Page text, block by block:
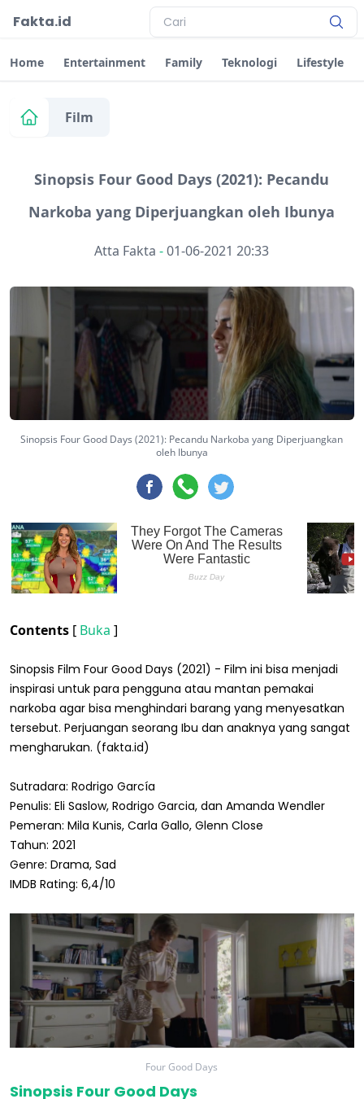
Fakta.id
Home Entertainment Family Teknologi Lifestyle
Film
Sinopsis Four Good Days (2021): Pecandu
Narkoba yang Diperjuangkan oleh Ibunya
Atta Fakta -01-06-2021 20:33
Sinopsis Four Good Days (2021): Pecandu Narkoba yang Diperjuangkan
oleh Ibunya
Contents [ Buka ]
Sinopsis Film Four Good Days (2021) - Film ini bisa menjadi
inspirasi untuk para pengguna atau mantan pemakai
narkoba agar bisa menghindari barang yang menyesatkan
tersebut. Perjuangan seorang Ibu dan anaknya yang sangat
mengharukan. (fakta.id)
Sutradara: Rodrigo García
Penulis: Eli Saslow, Rodrigo Garcia, dan Amanda Wendler
Pemeran: Mila Kunis, Carla Gallo, Glenn Close
Tahun: 2021
Genre: Drama, Sad
IMDB Rating: 6,4/10
Four Good Days
Sinopsis Four Good Days